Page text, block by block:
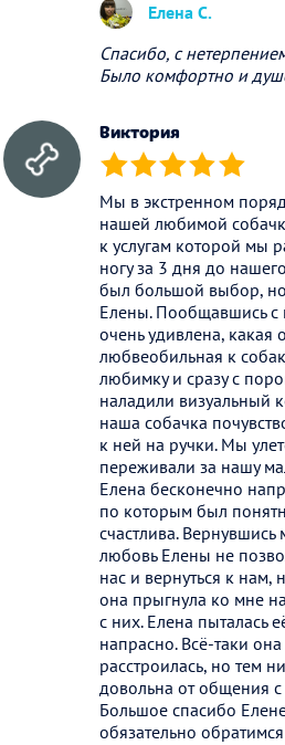
Елена С.
Спасибо, с
Было комфортно и
Виктория
(*) (*) (*) (*) (*)
Мы в экстренном
нашей любимой
к услугам которой мы
ногу за 3 дня до
был большой выбор,
Елены. Пообщавшись с
очень удивлена, какая
любвеобильная к
любимку и сразу с
наладили визуальный
наша собачка
к ней на ручки. Мы
переживали за нашу
Елена бесконечно
по которым был
счастлива.
любовь Елены не
нас и вернуться к нам,
она прыгнула ко мне
с них. Елена пыталась
напрасно. Всё-таки
расстроилась, но тем
довольна от общения
Большое спасибо
обязательно